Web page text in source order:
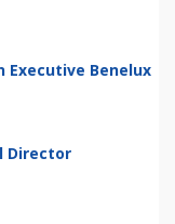
Executive Benelux
Director